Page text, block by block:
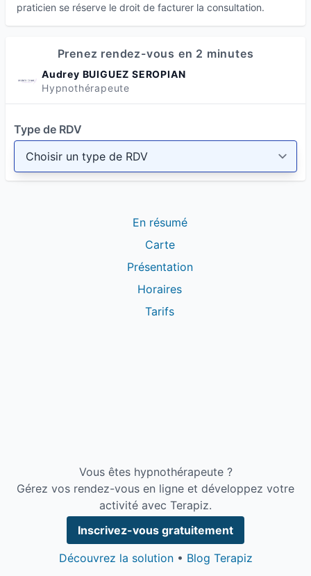
praticien se réserve le droit de facturer la consultation.
Prenez rendez-vous en 2 minutes
Audrey BUIGUEZ SEROPIAN
Hypnothérapeute
Type de RDV
En résumé
Carte
Présentation
Horaires
Tarifs
Vous êtes hypnothérapeute ?
Gérez vos rendez-vous en ligne et développez votre
activité avec Terapiz.
Inscrivez-vous gratuitement
Découvrez la solution• Blog Terapiz